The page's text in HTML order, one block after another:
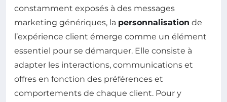
constamment exposés à des messages
marketing génériques, la personnalisation de
l’expérience client émerge comme un élément
essentiel pour se démarquer. Elle consiste à
adapter les interactions, communications et
offres en fonction des préférences et
comportements de chaque client. Pour y